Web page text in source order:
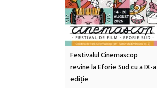
Festivalul Cinemascop
revine la Eforie Sud cu a IX-a
ediție